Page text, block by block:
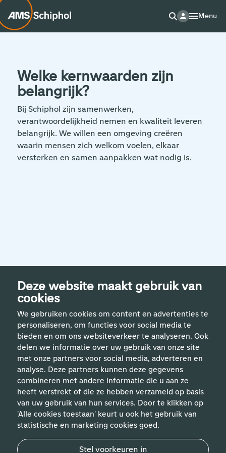
Deze website maakt gebruik van
cookies
We gebruiken cookies om content en advertenties te
personaliseren, om functies voor social media te
bieden en om ons websiteverkeer te analyseren. Ook
delen we informatie over uw gebruik van onze site
met onze partners voor social media, adverteren en
analyse. Deze partners kunnen deze gegevens
combineren met andere informatie die u aan ze
heeft verstrekt of die ze hebben verzameld op basis
van uw gebruik van hun services. Door te klikken op
'Alle cookies toestaan' keurt u ook het gebruik van
statistische en marketing cookies goed.
Stel voorkeuren in
Menu
Welke kernwaarden zijn
belangrijk?
Bij Schiphol zijn samenwerken,
verantwoordelijkheid nemen en kwaliteit leveren
belangrijk. We willen een omgeving creëren
waarin mensen zich welkom voelen, elkaar
versterken en samen aanpakken wat nodig is.
Handige links
Vakgebieden
Contact